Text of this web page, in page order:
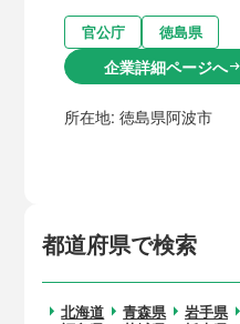
都道府県で検索
北海道 青森県 岩手県
官公庁 徳島県
企業詳細ページへarrow_right_alt
所在地:徳島県阿波市